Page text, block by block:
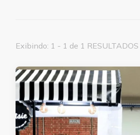
Exibindo: 1 - 1 de 1 RESULTADOS